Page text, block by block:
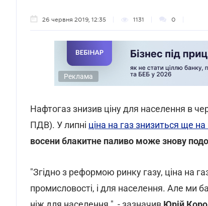
26 червня 2019, 12:35 1131 0
Реклама
Нафтогаз знизив ціну для населення в
ПДВ). У липні ціна на газ знизиться ще на
восени блакитне паливо може знову
"Згідно з реформою ринку газу, ціна на
промисловості, і для населення. Але ми